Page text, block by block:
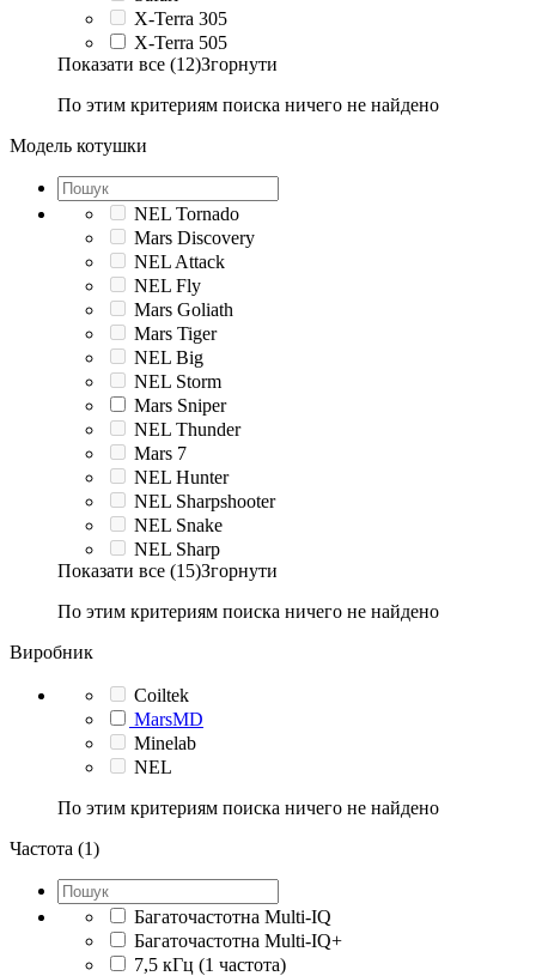
X-Terra 305
X-Terra 505
Показати все (12)Згорнути
По этим критериям поиска ничего не найдено
Модель котушки
NEL Tornado
Mars Discovery
NEL Attack
NEL Fly
Mars Goliath
Mars Tiger
NEL Big
NEL Storm
Mars Sniper
NEL Thunder
Mars 7
NEL Hunter
NEL Sharpshooter
NEL Snake
NEL Sharp
Показати все (15)Згорнути
По этим критериям поиска ничего не найдено
Виробник
Coiltek
MarsMD
Minelab
NEL
По этим критериям поиска ничего не найдено
Частота (1)
Багаточастотна Multi-IQ
Багаточастотна Multi-IQ+
7,5 кГц (1 частота)